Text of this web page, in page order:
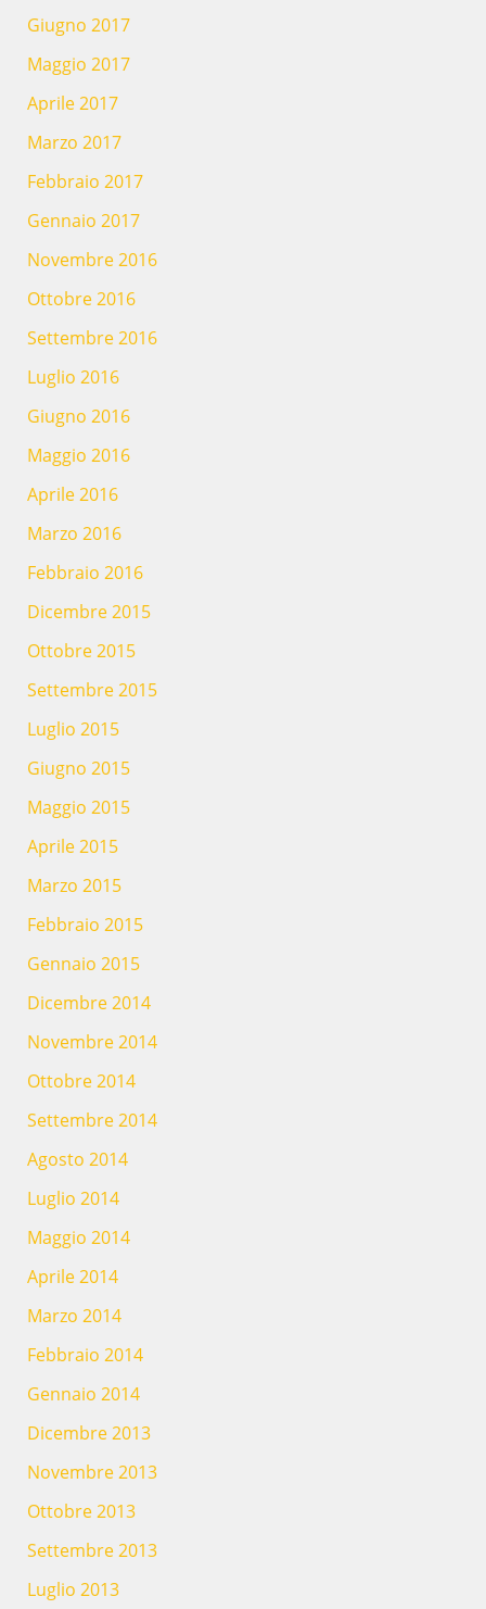
Giugno 2017
Maggio 2017
Aprile 2017
Marzo 2017
Febbraio 2017
Gennaio 2017
Novembre 2016
Ottobre 2016
Settembre 2016
Luglio 2016
Giugno 2016
Maggio 2016
Aprile 2016
Marzo 2016
Febbraio 2016
Dicembre 2015
Ottobre 2015
Settembre 2015
Luglio 2015
Giugno 2015
Maggio 2015
Aprile 2015
Marzo 2015
Febbraio 2015
Gennaio 2015
Dicembre 2014
Novembre 2014
Ottobre 2014
Settembre 2014
Agosto 2014
Luglio 2014
Maggio 2014
Aprile 2014
Marzo 2014
Febbraio 2014
Gennaio 2014
Dicembre 2013
Novembre 2013
Ottobre 2013
Settembre 2013
Luglio 2013